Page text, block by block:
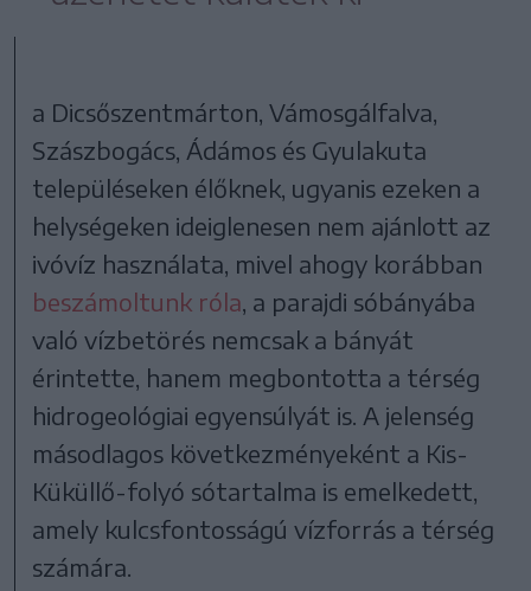
a Dicsőszentmárton, Vámosgálfalva,
Szászbogács, Ádámos és Gyulakuta
településeken élőknek, ugyanis ezeken a
helységeken ideiglenesen nem ajánlott az
ivóvíz használata, mivel ahogy korábban
beszámoltunk róla , a parajdi sóbányába
való vízbetörés nemcsak a bányát
érintette, hanem megbontotta a térség
hidrogeológiai egyensúlyát is. A jelenség
másodlagos következményeként a Kis-
Küküllő-folyó sótartalma is emelkedett,
amely kulcsfontosságú vízforrás a térség
számára.